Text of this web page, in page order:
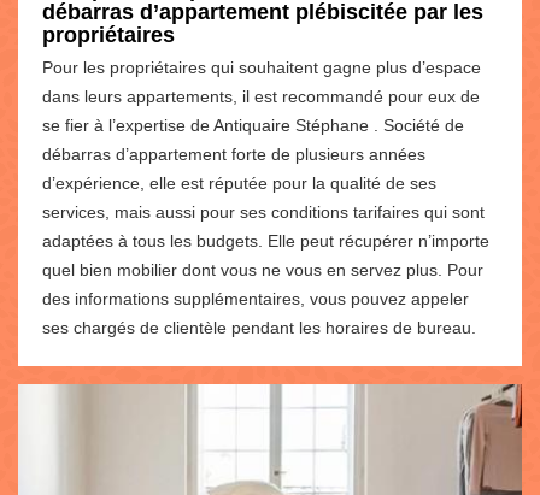
débarras d’appartement plébiscitée par les
propriétaires
Pour les propriétaires qui souhaitent gagne plus d’espace
dans leurs appartements, il est recommandé pour eux de
se fier à l’expertise de Antiquaire Stéphane . Société de
débarras d’appartement forte de plusieurs années
d’expérience, elle est réputée pour la qualité de ses
services, mais aussi pour ses conditions tarifaires qui sont
adaptées à tous les budgets. Elle peut récupérer n’importe
quel bien mobilier dont vous ne vous en servez plus. Pour
des informations supplémentaires, vous pouvez appeler
ses chargés de clientèle pendant les horaires de bureau.